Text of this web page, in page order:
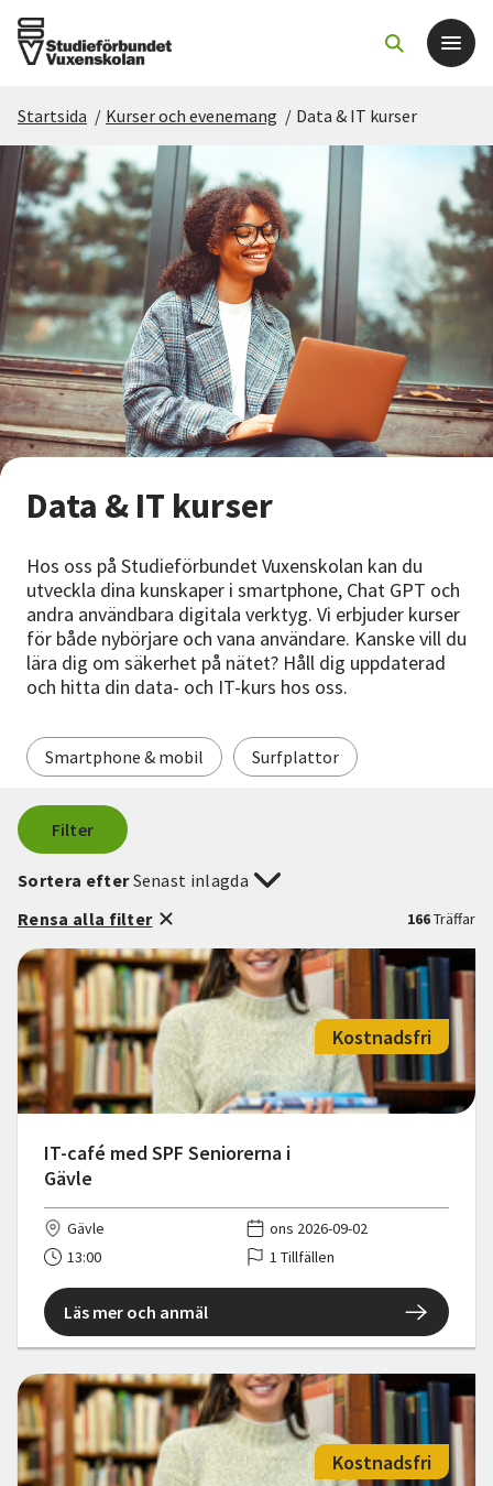
Det här gör vi
För dig som
Sök kurser och evenemang
Om SV
Starta studiecirkel
Cirkelledare
Nyheter
Avdelningar
Lyssna
Startsida / Kurser och evenemang / Data & IT kurser
Data & IT kurser
Hos oss på Studieförbundet Vuxenskolan kan du
utveckla dina kunskaper i smartphone, Chat GPT och
andra användbara digitala verktyg. Vi erbjuder kurser
för både nybörjare och vana användare. Kanske vill du
lära dig om säkerhet på nätet? Håll dig uppdaterad
och hitta din data- och IT-kurs hos oss.
Smartphone & mobil Surfplattor
Filter
166Träffar
Sortera efterSenast inlagda
Rensa alla filter
IT-café med SPF Seniorerna i
Gävle
Kostnadsfri
Gävle
ons 2026-09-02
13:00
1 Tillfällen
Läs mer och anmäl
Kostnadsfri